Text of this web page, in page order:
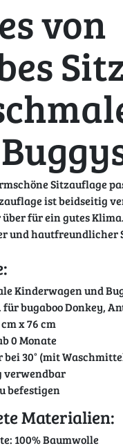
von
Sitzauflage
ist beidseitig
über für ein gutes
und hautfreundlicher
Kinderwagen und
für bugaboo Donkey,
x 76 cm
0 Monate
bei 30° (mit
verwendbar
befestigen
Materialien:
100% Baumwolle